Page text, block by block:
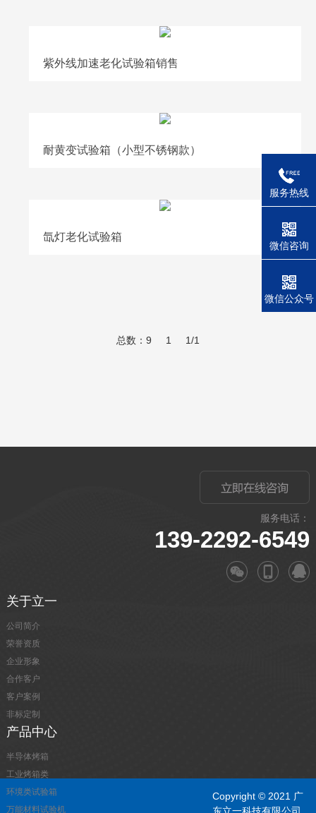
紫外线加速老化试验箱销售
耐黄变试验箱（小型不锈钢款）
氙灯老化试验箱
总数：9 1 1/1
服务电话：
139-2292-6549
关于立一
公司简介
荣誉资质
企业形象
合作客户
客户案例
非标定制
产品中心
半导体烤箱
工业烤箱类
环境类试验箱
万能材料试验机
Copyright © 2021 广
服务热线
微信咨询
微信公众号